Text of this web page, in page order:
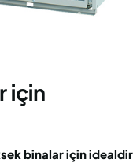
için
binalar için idealdir